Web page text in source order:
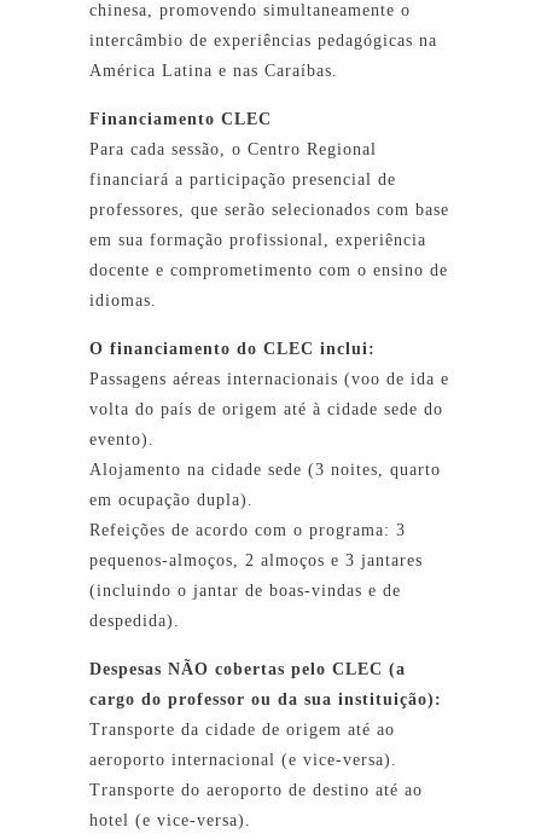
chinesa, promovendo simultaneamente o
intercâmbio de experiências pedagógicas na
América Latina e nas Caraíbas.
Financiamento CLEC
Para cada sessão, o Centro Regional
financiará a participação presencial de
professores, que serão selecionados com base
em sua formação profissional, experiência
docente e comprometimento com o ensino de
idiomas.
O financiamento do CLEC inclui:
Passagens aéreas internacionais (voo de ida e
volta do país de origem até à cidade sede do
evento).
Alojamento na cidade sede (3 noites, quarto
em ocupação dupla).
Refeições de acordo com o programa: 3
pequenos-almoços, 2 almoços e 3 jantares
(incluindo o jantar de boas-vindas e de
despedida).
Despesas NÃO cobertas pelo CLEC (a
cargo do professor ou da sua instituição):
Transporte da cidade de origem até ao
aeroporto internacional (e vice-versa).
Transporte do aeroporto de destino até ao
hotel (e vice-versa).